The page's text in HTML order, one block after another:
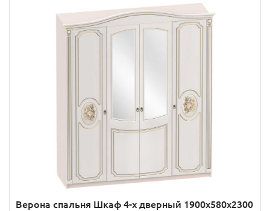
Верона спальня Шкаф 4-х дверный 1900x580x2300